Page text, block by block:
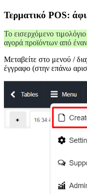
Τερματικό POS:
Το εισερχόμενο
αγορά προϊόντων από
Μεταβείτε στο μενού /
έγγραφο (στην επάνω